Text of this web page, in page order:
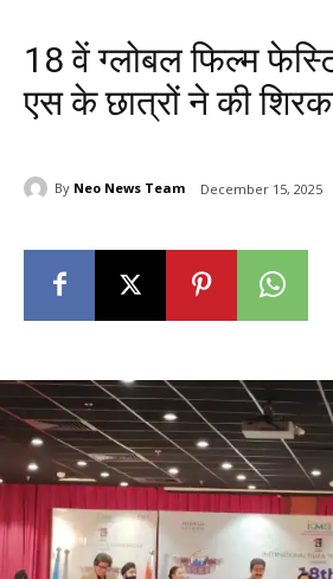
18 वें ग्लोबल फिल्म
एस के छात्रों ने की
By Neo News Team December 15, 2025